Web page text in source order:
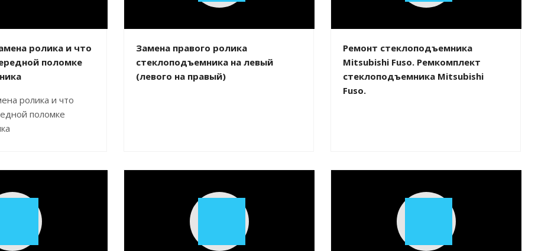
ролика и что
поломке
ролика и что
поломке
Замена правого ролика
стеклоподъемника на левый
(левого на правый)
Ремонт стеклоподъемника
Mitsubishi Fuso. Ремкомплект
стеклоподъемника Mitsubishi
Fuso.
Play
Play
Play